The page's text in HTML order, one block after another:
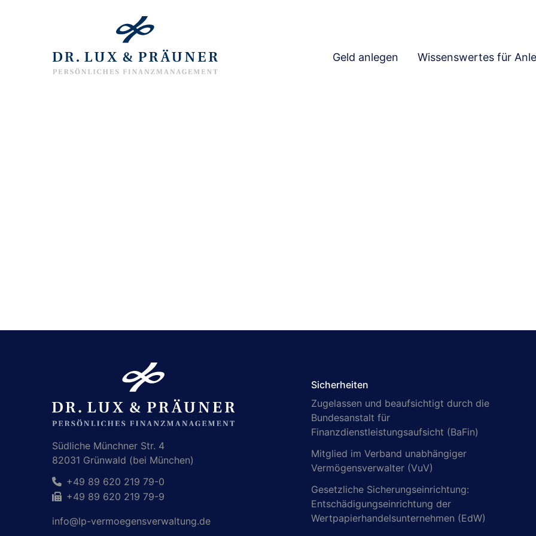
Geld anlegen Wissenswertes für
Südliche Münchner Str. 4
82031 Grünwald (bei München)
+49 89 620 219 79-0
+49 89 620 219 79-9
info@lp-vermoegensverwaltung.de
Sicherheiten
Zugelassen und beaufsichtigt durch die
Bundesanstalt für
Finanzdienstleistungsaufsicht (BaFin)
Mitglied im Verband unabhängiger
Vermögensverwalter (VuV)
Gesetzliche Sicherungseinrichtung:
Entschädigungseinrichtung der
Wertpapierhandelsunternehmen (EdW)